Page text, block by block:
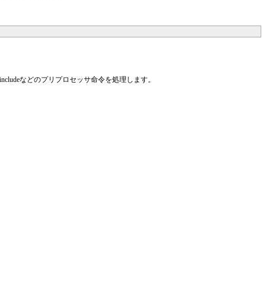
などのプリプロセッサ命令を処理します。